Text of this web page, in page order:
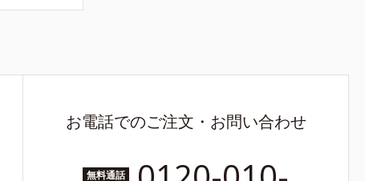
お電話でのご注文・お問い合わせ
無料通話